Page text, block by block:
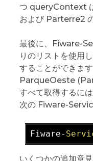
つ queryContext
および Parterre2
最後に、Fiware-
りのリストを使用
することができま
ParqueOeste
すべて取得するに
次の Fiware-
Fiware-
いくつかの追加意